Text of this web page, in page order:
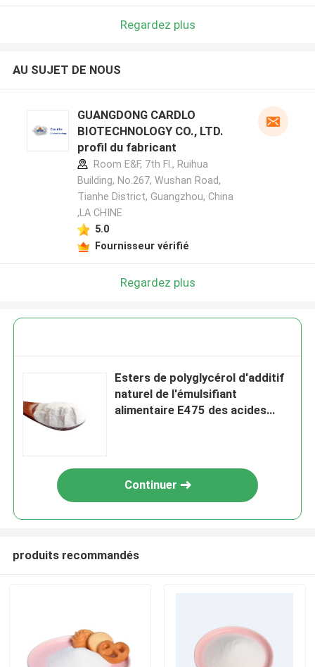
Regardez plus
AU SUJET DE NOUS
GUANGDONG CARDLO
BIOTECHNOLOGY CO., LTD.
profil du fabricant
Room E&F, 7th Fl., Ruihua
Building, No.267, Wushan Road,
Tianhe District, Guangzhou, China
,LA CHINE
5.0
Fournisseur vérifié
Regardez plus
Esters de polyglycérol d'additif
naturel de l'émulsifiant
alimentaire E475 des acides
Continuer
produits recommandés